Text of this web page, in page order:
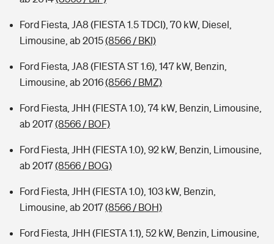
Ford Fiesta, JA8 (FIESTA 1.5 TDCI), 70 kW, Diesel,
Limousine, ab 2015(8566 / BKI)
Ford Fiesta, JA8 (FIESTA ST 1.6), 147 kW, Benzin,
Limousine, ab 2016(8566 / BMZ)
Ford Fiesta, JHH (FIESTA 1.0), 74 kW, Benzin, Limousine,
ab 2017(8566 / BOF)
Ford Fiesta, JHH (FIESTA 1.0), 92 kW, Benzin, Limousine,
ab 2017(8566 / BOG)
Ford Fiesta, JHH (FIESTA 1.0), 103 kW, Benzin,
Limousine, ab 2017(8566 / BOH)
Ford Fiesta, JHH (FIESTA 1.1), 52 kW, Benzin, Limousine,